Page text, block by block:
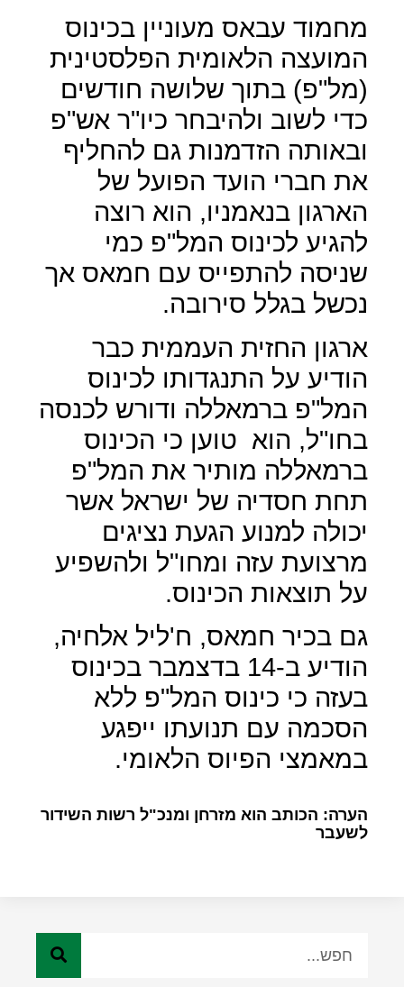
מחמוד עבאס מעוניין בכינוס
המועצה הלאומית הפלסטינית
(מל"פ) בתוך שלושה חודשים
כדי לשוב ולהיבחר כיו"ר אש"פ
ובאותה הזדמנות גם להחליף
את חברי הועד הפועל של
הארגון בנאמניו, הוא רוצה
להגיע לכינוס המל"פ כמי
שניסה להתפייס עם חמאס אך
נכשל בגלל סירובה.
ארגון החזית העממית כבר
הודיע על התנגדותו לכינוס
המל"פ ברמאללה ודורש לכנסה
בחו"ל, הוא טוען כי הכינוס
ברמאללה מותיר את המל"פ
תחת חסדיה של ישראל אשר
יכולה למנוע הגעת נציגים
מרצועת עזה ומחו"ל ולהשפיע
על תוצאות הכינוס.
גם בכיר חמאס, ח'ליל אלחיה,
הודיע ב-14 בדצמבר בכינוס
בעזה כי כינוס המל"פ ללא
הסכמה עם תנועתו ייפגע
במאמצי הפיוס הלאומי.
הערה: הכותב הוא מזרחן ומנכ"ל רשות השידור
לשעבר